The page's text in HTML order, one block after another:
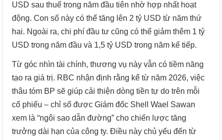
USD sau thuế trong năm đầu tiên nhờ hợp nhất hoạt
động. Con số này có thể tăng lên 2 tỷ USD từ năm thứ
hai. Ngoài ra, chi phí đầu tư cũng có thể giảm thêm 1 tỷ
USD trong năm đầu và 1,5 tỷ USD trong năm kế tiếp.
Từ góc nhìn tài chính, thương vụ này vẫn có tiềm năng
tạo ra giá trị. RBC nhận định rằng kể từ năm 2026, việc
thâu tóm BP sẽ giúp cải thiện dòng tiền tự do trên mỗi
cổ phiếu – chỉ số được Giám đốc Shell Wael Sawan
xem là “ngôi sao dẫn đường” cho chiến lược tăng
trưởng dài hạn của công ty. Điều này chủ yếu đến từ